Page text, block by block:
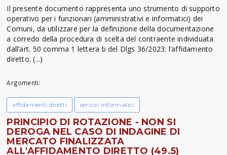
Il presente documento rappresenta uno strumento di supporto
operativo per i funzionari (amministrativi e informatici) dei
Comuni, da utilizzare per la definizione della documentazione
a corredo della procedura di scelta del contraente individuata
dall’art. 50 comma 1 lettera b del Dlgs 36/2023: l’affidamento
diretto. (...)
Argomenti:
affidamenti diretti servizi informatici
PRINCIPIO DI ROTAZIONE - NON SI
DEROGA NEL CASO DI INDAGINE DI
MERCATO FINALIZZATA
ALL'AFFIDAMENTO DIRETTO (49.5)